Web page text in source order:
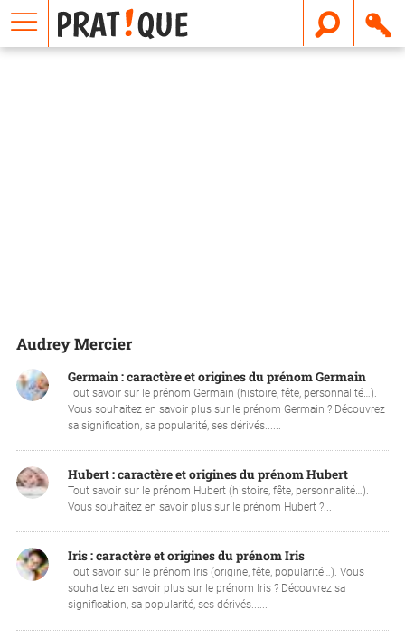
Audrey Mercier
Germain : caractère et origines du prénom Germain
Tout savoir sur le prénom Germain (histoire, fête, personnalité…).
Vous souhaitez en savoir plus sur le prénom Germain ? Découvrez
sa signification, sa popularité, ses dérivés......
Hubert : caractère et origines du prénom Hubert
Tout savoir sur le prénom Hubert (histoire, fête, personnalité…).
Vous souhaitez en savoir plus sur le prénom Hubert ?...
Iris : caractère et origines du prénom Iris
Tout savoir sur le prénom Iris (origine, fête, popularité…). Vous
souhaitez en savoir plus sur le prénom Iris ? Découvrez sa
signification, sa popularité, ses dérivés......
E
m
a